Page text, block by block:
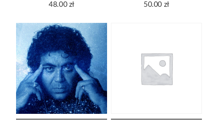
48.00 zł
50.00 zł